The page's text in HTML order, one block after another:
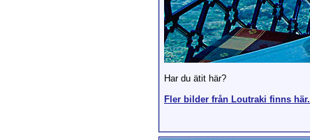
Har du ätit här?
Fler bilder från Loutraki finns här.